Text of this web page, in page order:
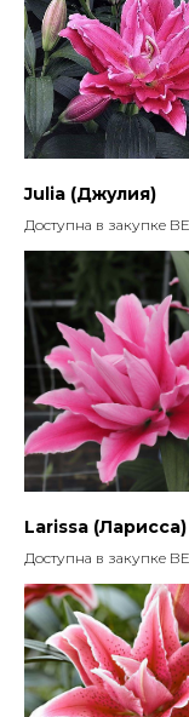
Julia (Джулия)
Доступна в закупке
Larissa (Ларисса)
Доступна в закупке